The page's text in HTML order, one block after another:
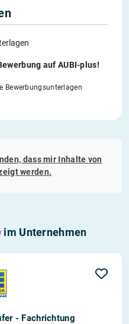
auf AUBI-plus!
Bewerbungsunterlagen
dass mir Inhalte von
werden.
im Unternehmen
- Fachrichtung